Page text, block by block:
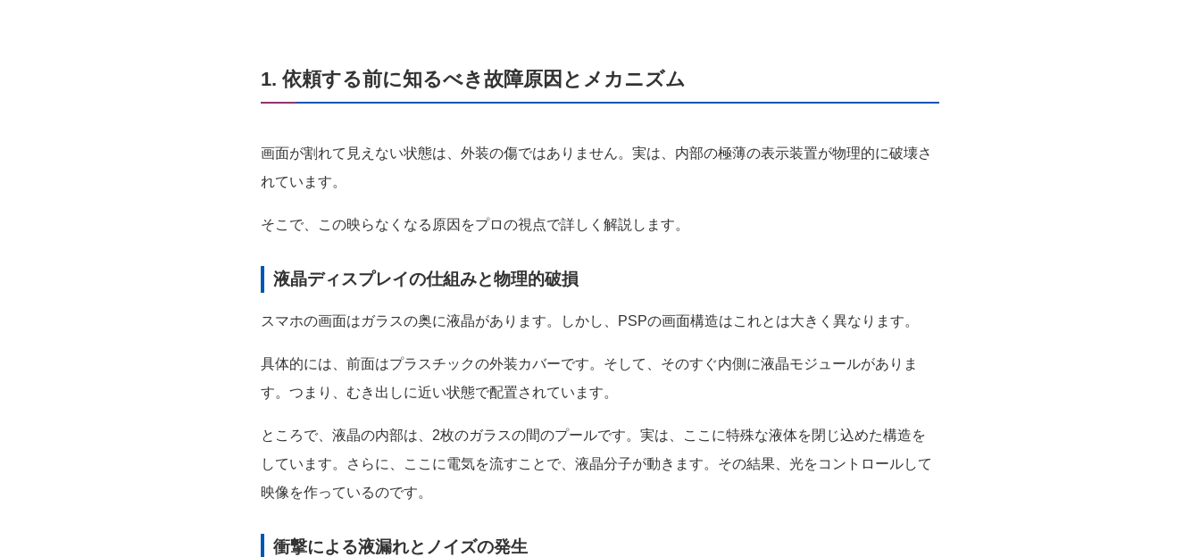
1. 依頼する前に知るべき故障原因とメカニズム
画面が割れて見えない状態は、外装の傷ではありません。実は、内部の極薄の表示装置が物理的に破壊さ
れています。
そこで、この映らなくなる原因をプロの視点で詳しく解説します。
液晶ディスプレイの仕組みと物理的破損
スマホの画面はガラスの奥に液晶があります。しかし、PSPの画面構造はこれとは大きく異なります。
具体的には、前面はプラスチックの外装カバーです。そして、そのすぐ内側に液晶モジュールがありま
す。つまり、むき出しに近い状態で配置されています。
ところで、液晶の内部は、2枚のガラスの間のプールです。実は、ここに特殊な液体を閉じ込めた構造を
しています。さらに、ここに電気を流すことで、液晶分子が動きます。その結果、光をコントロールして
映像を作っているのです。
衝撃による液漏れとノイズの発生